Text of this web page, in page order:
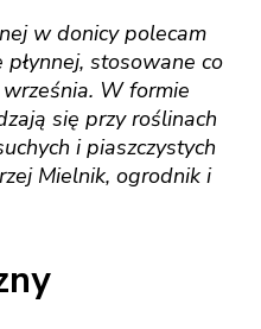
w donicy polecam
stosowane co
W formie
się przy roślinach
i piaszczystych
Mielnik, ogrodnik i